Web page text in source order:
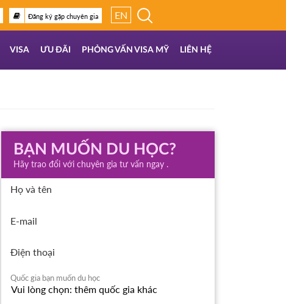
Đăng ký gặp chuyên gia EN
VISA ƯU ĐÃI PHỎNG VẤN VISA MỸ LIÊN HỆ
BẠN MUỐN DU HỌC?
Hãy trao đổi với chuyên gia tư vấn ngay .
Họ và tên
E-mail
Điện thoại
Quốc gia bạn muốn du học